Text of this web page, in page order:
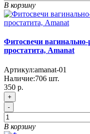
В корзину
Фитосвечи
простатита, Amanat
Артикул:amanat-01
Наличие:706 шт.
350 р.
+
-
В корзину